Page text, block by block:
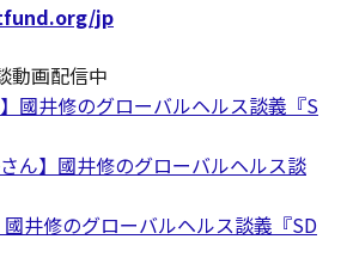
jp
動画配信中
國井修のグローバルヘルス談義『S
ん】國井修のグローバルヘルス談
國井修のグローバルヘルス談義『SD